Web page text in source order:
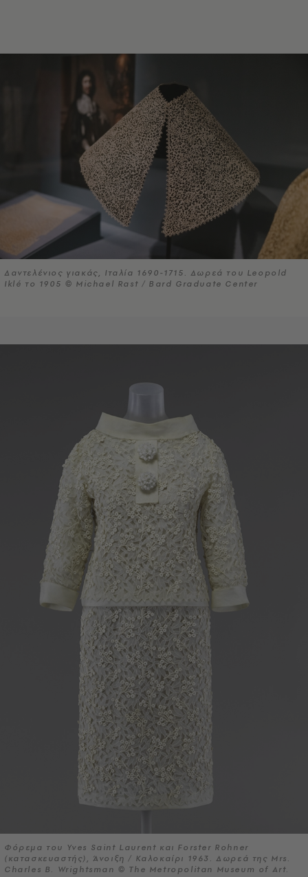
Δαντελένιος γιακάς, Ιταλία 1690-1715. Δωρεά του Leopold
Iklé το 1905 © Michael Rast / Bard Graduate Center
Φόρεμα του Yves Saint Laurent και Forster Rohner
(κατασκευαστής), Άνοιξη / Καλοκαίρι 1963. Δωρεά της Mrs.
Charles B. Wrightsman © The Metropolitan Museum of Art.